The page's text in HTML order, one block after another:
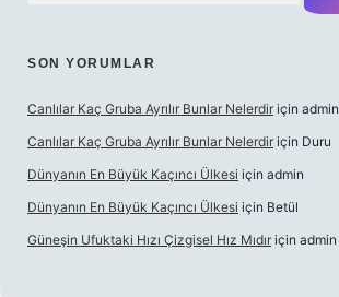
SON YORUMLAR
Canlılar Kaç Gruba Ayrılır Bunlar Nelerdir için admin
Canlılar Kaç Gruba Ayrılır Bunlar Nelerdir için Duru
Dünyanın En Büyük Kaçıncı Ülkesi için admin
Dünyanın En Büyük Kaçıncı Ülkesi için Betül
Güneşin Ufuktaki Hızı Çizgisel Hız Mıdır için admin